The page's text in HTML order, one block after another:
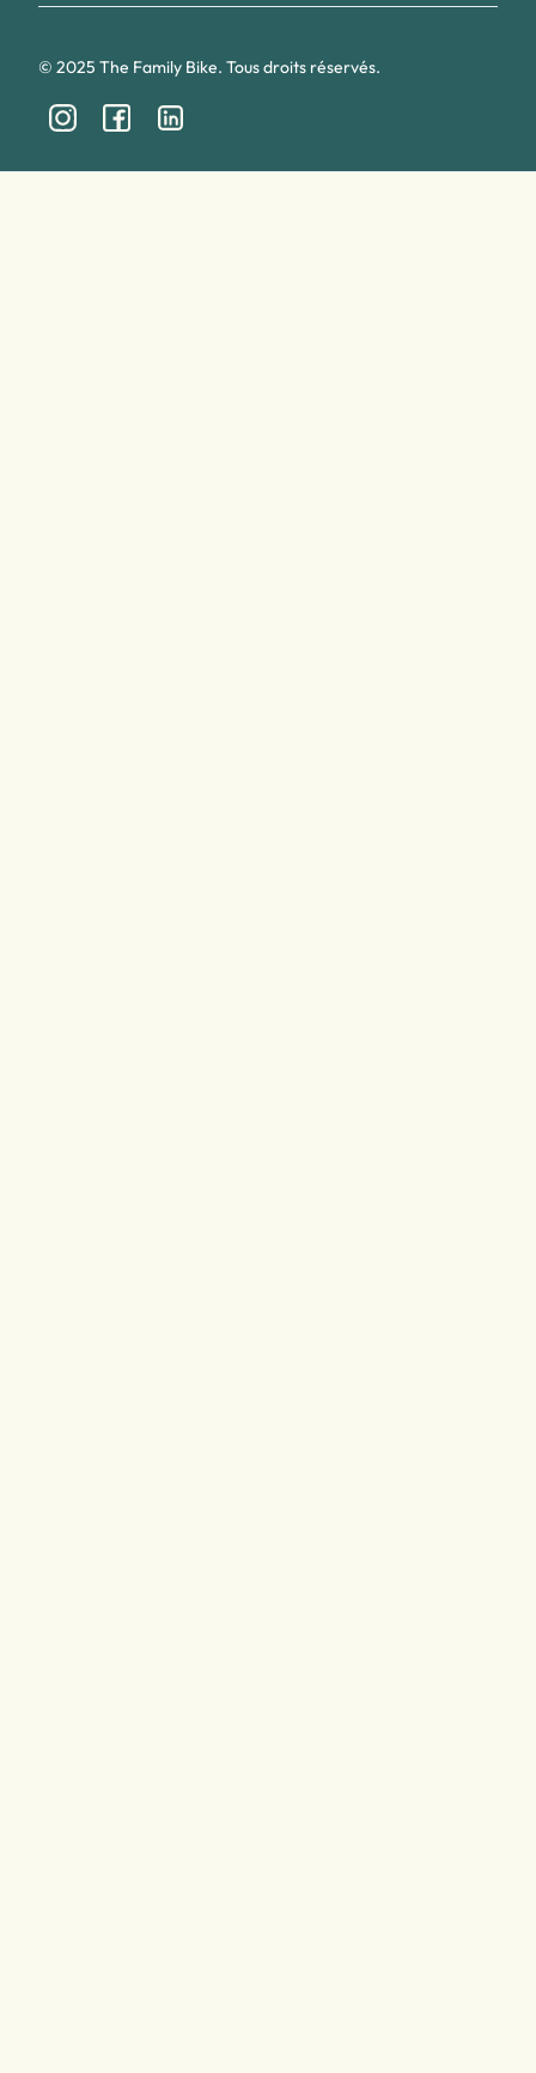
© 2025 The Family Bike. Tous droits réservés.